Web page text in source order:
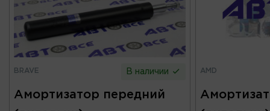
BRAVE В наличии
Амортизатор передний
AMD